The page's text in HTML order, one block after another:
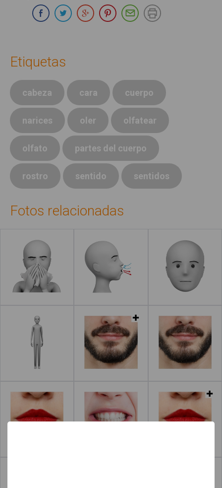
Compartir en Whatsapp
Compartir en Facebook
Compartir en Twitter
Compartir en Google Plus
Compartir en Pinterest
Compartir por E-
Etiquetas
cabeza cara cuerpo
narices oler olfatear
olfato partes del cuerpo
rostro sentido sentidos
Fotos relacionadas